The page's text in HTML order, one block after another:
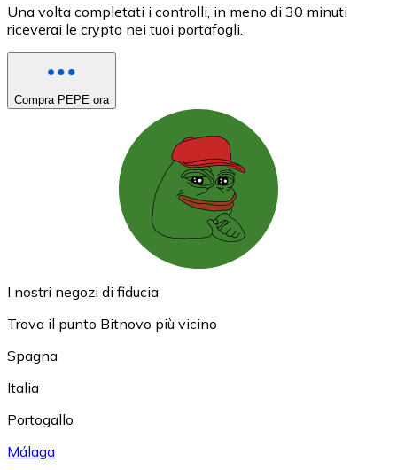
Una volta completati i controlli, in meno di 30 minuti
riceverai le crypto nei tuoi portafogli.
Compra PEPE ora
I nostri negozi di fiducia
Trova il punto Bitnovo più vicino
Spagna
Italia
Portogallo
Málaga